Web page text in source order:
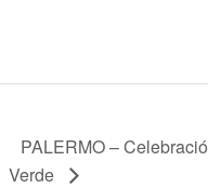
PALERMO –
Verde